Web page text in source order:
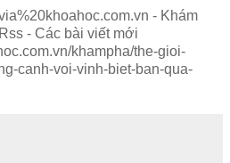
- Khám
- Các bài viết mới
khampha/the-gioi-
canh-voi-vinh-biet-ban-qua-